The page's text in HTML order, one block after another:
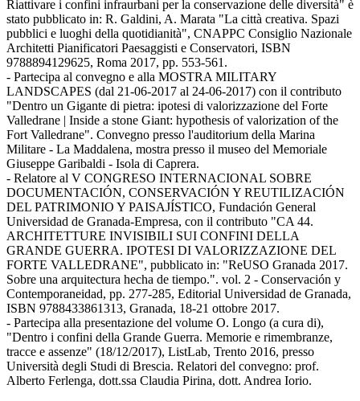
Riattivare i confini infraurbani per la conservazione delle diversità" è
stato pubblicato in: R. Galdini, A. Marata "La città creativa. Spazi
pubblici e luoghi della quotidianità", CNAPPC Consiglio Nazionale
Architetti Pianificatori Paesaggisti e Conservatori, ISBN
9788894129625, Roma 2017, pp. 553-561.
- Partecipa al convegno e alla MOSTRA MILITARY
LANDSCAPES (dal 21-06-2017 al 24-06-2017) con il contributo
"Dentro un Gigante di pietra: ipotesi di valorizzazione del Forte
Valledrane | Inside a stone Giant: hypothesis of valorization of the
Fort Valledrane". Convegno presso l'auditorium della Marina
Militare - La Maddalena, mostra presso il museo del Memoriale
Giuseppe Garibaldi - Isola di Caprera.
- Relatore al V CONGRESO INTERNACIONAL SOBRE
DOCUMENTACIÓN, CONSERVACIÓN Y REUTILIZACIÓN
DEL PATRIMONIO Y PAISAJÍSTICO, Fundación General
Universidad de Granada-Empresa, con il contributo "CA 44.
ARCHITETTURE INVISIBILI SUI CONFINI DELLA
GRANDE GUERRA. IPOTESI DI VALORIZZAZIONE DEL
FORTE VALLEDRANE", pubblicato in: "ReUSO Granada 2017.
Sobre una arquitectura hecha de tiempo.". vol. 2 - Conservación y
Contemporaneidad, pp. 277-285, Editorial Universidad de Granada,
ISBN 9788433861313, Granada, 18-21 ottobre 2017.
- Partecipa alla presentazione del volume O. Longo (a cura di),
"Dentro i confini della Grande Guerra. Memorie e rimembranze,
tracce e assenze" (18/12/2017), ListLab, Trento 2016, presso
Università degli Studi di Brescia. Relatori del convegno: prof.
Alberto Ferlenga, dott.ssa Claudia Pirina, dott. Andrea Iorio.